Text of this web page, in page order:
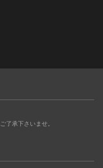
了承下さいませ。